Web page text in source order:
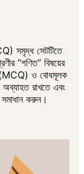
সমৃদ্ধ সেটটিতে
“গণিত” বিষয়ের
(MCQ) ও বোধমূলক
রাখতে এবং
করুন।